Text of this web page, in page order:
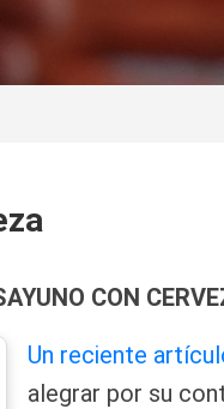
Un reciente
alegrar por su